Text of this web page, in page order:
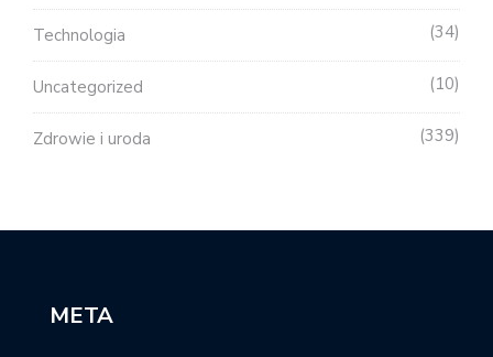
Technologia 34
Uncategorized 10
Zdrowie i uroda 339
META